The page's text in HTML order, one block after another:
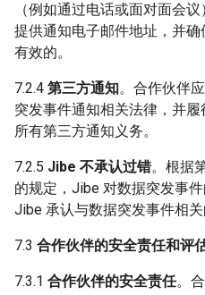
（例如通过电话或面对面会
提供通知电子邮件地址，并
有效的。
7.2.4 第三方通知。合作伙伴
突发事件通知相关法律，并
所有第三方通知义务。
7.2.5 Jibe 不承认过错。根据
的规定，Jibe 对数据突发事
Jibe 承认与数据突发事件相关
7.3 合作伙伴的安全责任和评估
7.3.1 合作伙伴的安全责任。